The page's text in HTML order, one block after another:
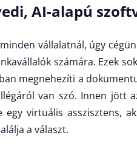
AI-alapú
vállalatnál, úgy
számára. Ezek
megnehezíti a
van szó. Innen jött
egy virtuális asszisztens,
a választ.